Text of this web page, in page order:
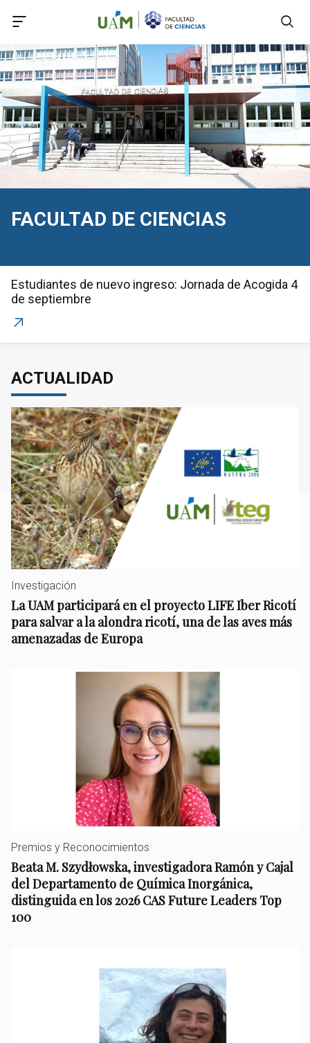
Accede a Declaración de Accesibilidad
Accede al menú principal
Accede al pie
Accede al contenido principal
FACULTAD DE CIENCIAS
Estudiantes de nuevo ingreso: Jornada de Acogida 4
de septiembre
ACTUALIDAD
Investigación
La UAM participará en el proyecto LIFE Iber Ricotí
para salvar a la alondra ricotí, una de las aves más
amenazadas de Europa
Premios y Reconocimientos
Beata M. Szydłowska, investigadora Ramón y Cajal
del Departamento de Química Inorgánica,
distinguida en los 2026 CAS Future Leaders Top
100